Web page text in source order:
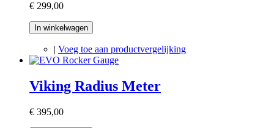
€ 299,00
In winkelwagen
| Voeg toe aan productvergelijking
Viking Radius Meter
€ 395,00